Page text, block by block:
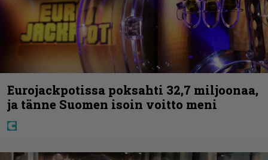
Eurojackpotissa poksahti 32,7 miljoonaa,
ja tänne Suomen isoin voitto meni